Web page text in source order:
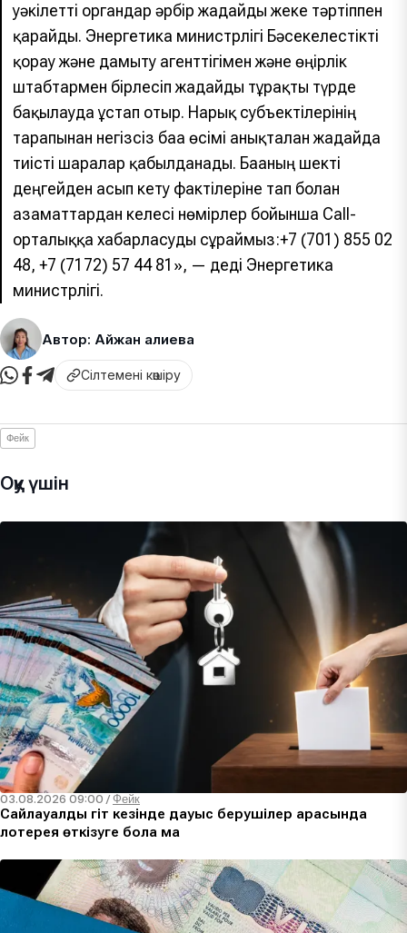
уәкілетті органдар әрбір жағдайды жеке тәртіппен
қарайды. Энергетика министрлігі Бәсекелестікті
қорғау және дамыту агенттігімен және өңірлік
штабтармен бірлесіп жағдайды тұрақты түрде
бақылауда ұстап отыр. Нарық субъектілерінің
тарапынан негізсіз баға өсімі анықталған жағдайда
тиісті шаралар қабылданады. Бағаның шекті
деңгейден асып кету фактілеріне тап болған
азаматтардан келесі нөмірлер бойынша Call-
орталыққа хабарласуды сұраймыз:+7 (701) 855 02
48, +7 (7172) 57 44 81», — деді Энергетика
министрлігі.
Автор: Айжан Қалиева
Сілтемені көшіру
Фейк
Оқу үшін
03.08.2026 09:00 /Фейк
Сайлауалды үгіт кезінде дауыс берушілер арасында
лотерея өткізуге бола ма